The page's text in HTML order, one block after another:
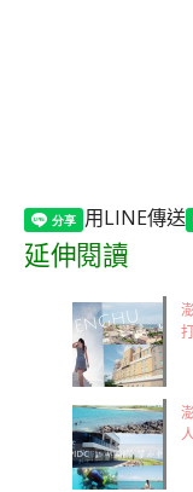
用LINE傳送
延伸閱讀